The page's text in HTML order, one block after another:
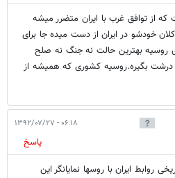
از توافق غرب با ایران متضرر میشه
خودشو در ایران از دست میده جا برای
روسیه بهترین حالت نه جنگ نه صلح
بگیره.روسیه کشوری که همیشه از
۰۶:۱۸ - ۱۳۹۲/۰۷/۲۷
پاسخ
روابط ایران با روسها نمایانگر این